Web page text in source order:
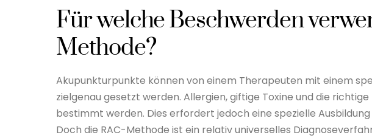
Für welche Beschwerden
Methode?
Akupunkturpunkte können von einem Therapeuten mit einem
zielgenau gesetzt werden. Allergien, giftige Toxine und die
bestimmt werden. Dies erfordert jedoch eine spezielle
Doch die RAC-Methode ist ein relativ universelles